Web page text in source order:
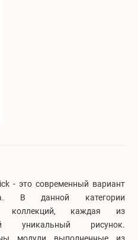
- это современный вариант
В данной категории
коллекций, каждая из
рисунок.